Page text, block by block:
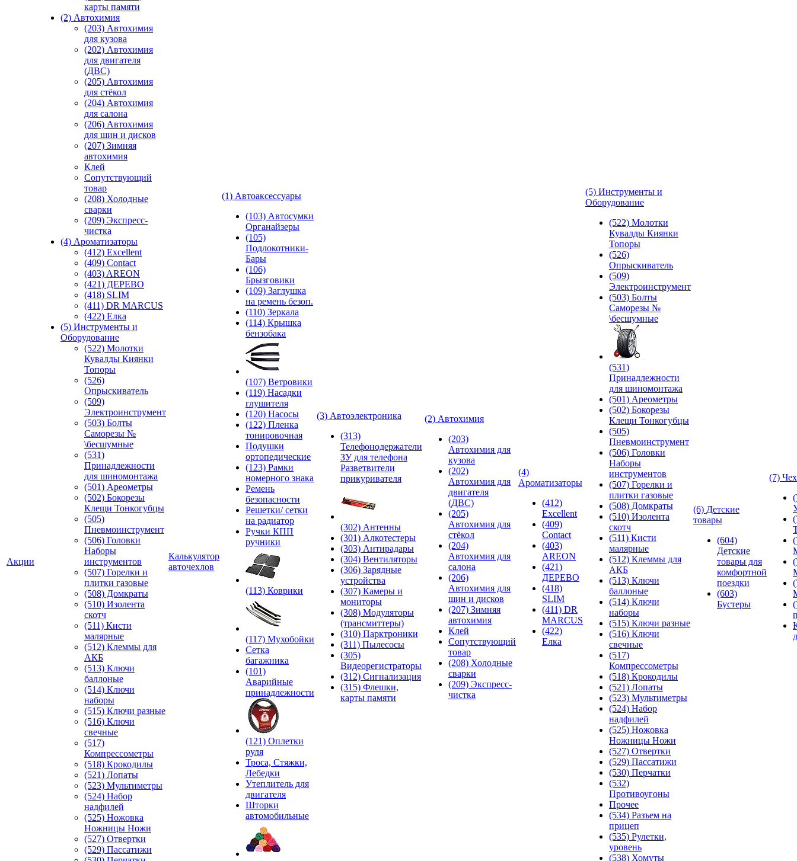
Акции
карты памяти
(2) Автохимия
(203) Автохимия
для кузова
(202) Автохимия
для двигателя
(ДВС)
(205) Автохимия
для стёкол
(204) Автохимия
для салона
(206) Автохимия
для шин и дисков
(207) Зимняя
автохимия
Клей
Сопутствующий
товар
(208) Холодные
сварки
(209) Экспреcс-
чистка
(4) Ароматизаторы
(412) Excellent
(409) Contact
(403) AREON
(421) ДЕРЕВО
(418) SLIM
(411) DR MARCUS
(422) Елка
(5) Инструменты и
Оборудование
(522) Молотки
Кувалды Киянки
Топоры
(526)
Опрыскиватель
(509)
Электроинструмент
(503) Болты
Саморезы №
\бесшумные
(531)
Принадлежности
для шиномонтажа
(501) Ареометры
(502) Бокорезы
Клещи Тонкогубцы
(505)
Пневмоинструмент
(506) Головки
Наборы
инструментов
(507) Горелки и
плитки газовые
(508) Домкраты
(510) Изолента
скотч
(511) Кисти
малярные
(512) Клеммы для
АКБ
(513) Ключи
баллоные
(514) Ключи
наборы
(515) Ключи разные
(516) Ключи
свечные
(517)
Компрессометры
(518) Крокодилы
(521) Лопаты
(523) Мультиметры
(524) Набор
надфилей
(525) Ножовка
Ножницы Ножи
(527) Отвертки
(529) Пассатижи
Калькулятор
авточехлов
(1) Автоаксессуары
(103) Автосумки
Органайзеры
(105)
Подлокотники-
Бары
(106)
Брызговики
(109) Заглушка
на ремень безоп.
(110) Зеркала
(114) Крышка
бензобака
(107) Ветровики
(119) Насадки
глушителя
(120) Насосы
(122) Пленка
тонировочная
Подушки
ортопедические
(123) Рамки
номерного знака
Ремень
безопасности
Решетки/ сетки
на радиатор
Ручки КПП
ручники
(113) Коврики
(117) Мухобойки
Сетка
багажника
(101)
Аварийные
принадлежности
(121) Оплетки
руля
Троса, Стяжки,
Лебедки
Утеплитель для
двигателя
Шторки
автомобильные
(3) Автоэлектроника
(313)
Телефонодержатели
ЗУ для телефона
Разветвители
прикуривателя
(302) Антенны
(301) Алкотестеры
(303) Антирадары
(304) Вентиляторы
(306) Зарядные
устройства
(307) Камеры и
мониторы
(308) Модуляторы
(трансмиттеры)
(310) Парктроники
(311) Пылесосы
(305)
Видеорегистраторы
(312) Сигнализация
(315) Флешки,
карты памяти
(2) Автохимия
(203)
Автохимия для
кузова
(202)
Автохимия для
двигателя
(ДВС)
(205)
Автохимия для
стёкол
(204)
Автохимия для
салона
(206)
Автохимия для
шин и дисков
(207) Зимняя
автохимия
Клей
Сопутствующий
товар
(208) Холодные
сварки
(209) Экспреcс-
чистка
(4)
Ароматизаторы
(412)
Excellent
(409)
Contact
(403)
AREON
(421)
ДЕРЕВО
(418)
SLIM
(411) DR
MARCUS
(422)
Елка
(5) Инструменты и
Оборудование
(522) Молотки
Кувалды Киянки
Топоры
(526)
Опрыскиватель
(509)
Электроинструмент
(503) Болты
Саморезы №
\бесшумные
(531)
Принадлежности
для шиномонтажа
(501) Ареометры
(502) Бокорезы
Клещи Тонкогубцы
(505)
Пневмоинструмент
(506) Головки
Наборы
инструментов
(507) Горелки и
плитки газовые
(508) Домкраты
(510) Изолента
скотч
(511) Кисти
малярные
(512) Клеммы для
АКБ
(513) Ключи
баллоные
(514) Ключи
наборы
(515) Ключи разные
(516) Ключи
свечные
(517)
Компрессометры
(518) Крокодилы
(521) Лопаты
(523) Мультиметры
(524) Набор
надфилей
(525) Ножовка
Ножницы Ножи
(527) Отвертки
(529) Пассатижи
(530) Перчатки
(532)
Противоугоны
Прочее
(534) Разъем на
прицеп
(535) Рулетки,
уровень
(538) Хомуты
(6) Детские
товары
(604)
Детские
товары для
комфортной
поездки
(603)
Бустеры
(7)